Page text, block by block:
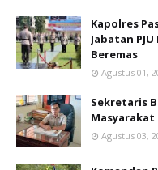
Kapolres
Jabatan
Beremas
Agustus 01,
Sekretaris
Masyarakat
Agustus 03,